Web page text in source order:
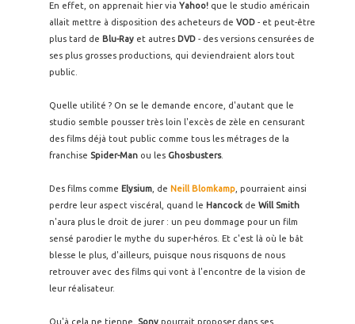
En effet, on apprenait hier via Yahoo! que le studio américain
allait mettre à disposition des acheteurs de VOD - et peut-être
plus tard de Blu-Ray et autres DVD - des versions censurées de
ses plus grosses productions, qui deviendraient alors tout
public.
Quelle utilité ? On se le demande encore, d'autant que le
studio semble pousser très loin l'excès de zèle en censurant
des films déjà tout public comme tous les métrages de la
franchise Spider-Man ou les Ghosbusters.
Des films comme Elysium , de Neill Blomkamp , pourraient ainsi
perdre leur aspect viscéral, quand le Hancock de Will Smith
n'aura plus le droit de jurer : un peu dommage pour un film
sensé parodier le mythe du super-héros. Et c'est là où le bât
blesse le plus, d'ailleurs, puisque nous risquons de nous
retrouver avec des films qui vont à l'encontre de la vision de
leur réalisateur.
Qu'à cela ne tienne, Sony pourrait proposer dans ses